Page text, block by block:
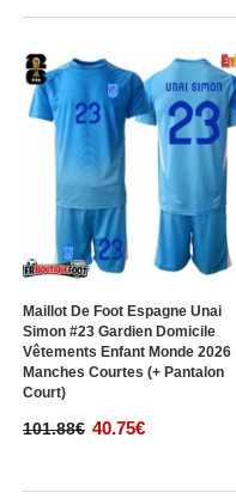
Maillot De Foot Espagne Unai
Simon #23 Gardien Domicile
Vêtements Enfant Monde 2026
Manches Courtes (+ Pantalon
Court)
101.88€ 40.75€